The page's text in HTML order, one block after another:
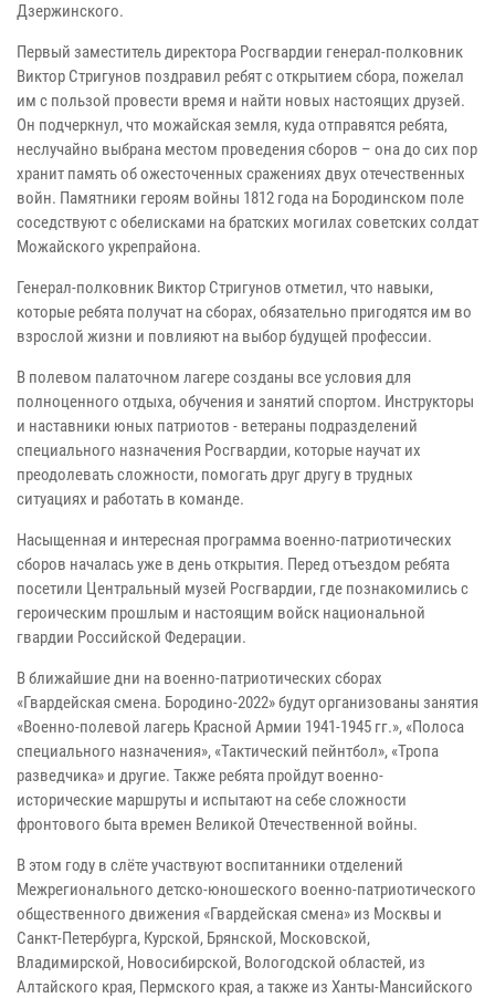
Дзержинского.
Первый заместитель директора Росгвардии генерал-полковник
Виктор Стригунов поздравил ребят с открытием сбора, пожелал
им с пользой провести время и найти новых настоящих друзей.
Он подчеркнул, что можайская земля, куда отправятся ребята,
неслучайно выбрана местом проведения сборов – она до сих пор
хранит память об ожесточенных сражениях двух отечественных
войн. Памятники героям войны 1812 года на Бородинском поле
соседствуют с обелисками на братских могилах советских солдат
Можайского укрепрайона.
Генерал-полковник Виктор Стригунов отметил, что навыки,
которые ребята получат на сборах, обязательно пригодятся им во
взрослой жизни и повлияют на выбор будущей профессии.
В полевом палаточном лагере созданы все условия для
полноценного отдыха, обучения и занятий спортом. Инструкторы
и наставники юных патриотов - ветераны подразделений
специального назначения Росгвардии, которые научат их
преодолевать сложности, помогать друг другу в трудных
ситуациях и работать в команде.
Насыщенная и интересная программа военно-патриотических
сборов началась уже в день открытия. Перед отъездом ребята
посетили Центральный музей Росгвардии, где познакомились с
героическим прошлым и настоящим войск национальной
гвардии Российской Федерации.
В ближайшие дни на военно-патриотических сборах
«Гвардейская смена. Бородино-2022» будут организованы занятия
«Военно-полевой лагерь Красной Армии 1941-1945 гг.», «Полоса
специального назначения», «Тактический пейнтбол», «Тропа
разведчика» и другие. Также ребята пройдут военно-
исторические маршруты и испытают на себе сложности
фронтового быта времен Великой Отечественной войны.
В этом году в слёте участвуют воспитанники отделений
Межрегионального детско-юношеского военно-патриотического
общественного движения «Гвардейская смена» из Москвы и
Санкт-Петербурга, Курской, Брянской, Московской,
Владимирской, Новосибирской, Вологодской областей, из
Алтайского края, Пермского края, а также из Ханты-Мансийского